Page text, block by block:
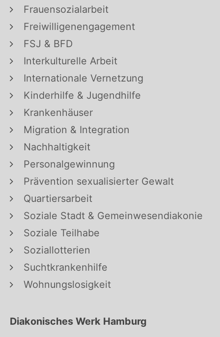
Frauensozialarbeit
Freiwilligenengagement
FSJ & BFD
Interkulturelle Arbeit
Internationale Vernetzung
Kinderhilfe & Jugendhilfe
Krankenhäuser
Migration & Integration
Nachhaltigkeit
Personalgewinnung
Prävention sexualisierter Gewalt
Quartiersarbeit
Soziale Stadt & Gemeinwesendiakonie
Soziale Teilhabe
Soziallotterien
Suchtkrankenhilfe
Wohnungslosigkeit
Diakonisches Werk Hamburg